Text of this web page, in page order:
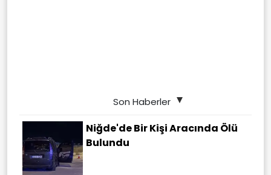
Son Haberler
Niğde'de Bir Kişi Aracında Ölü
Bulundu